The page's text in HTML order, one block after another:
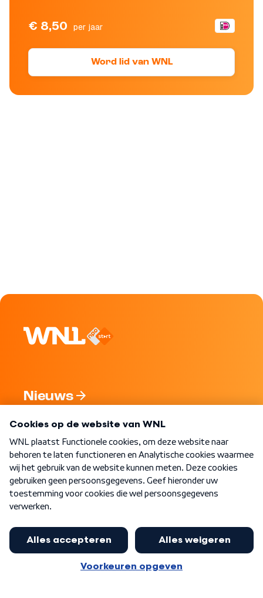
€ 8,50 per jaar
Word lid van WNL
Nieuws
Nieuwsbrief
Word Lid